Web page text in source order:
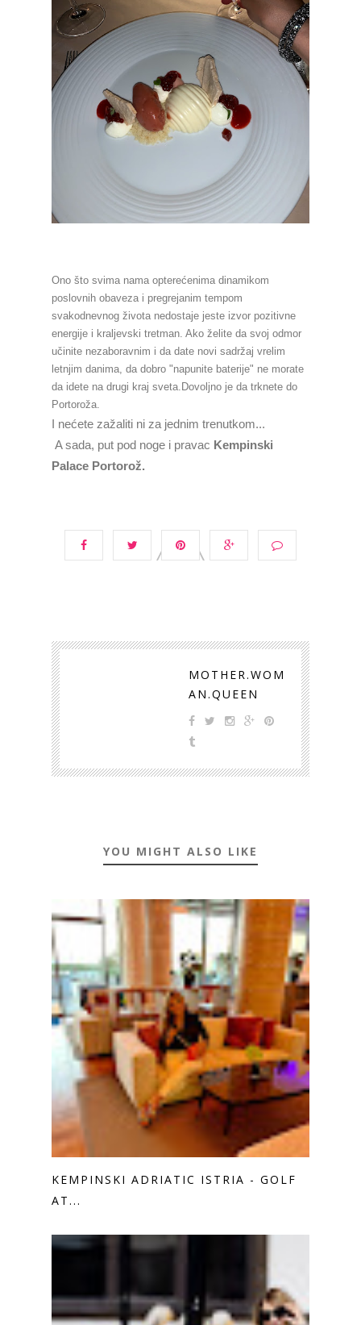
Ono što svima nama opterećenima dinamikom
poslovnih obaveza i pregrejanim tempom
svakodnevnog života nedostaje jeste izvor pozitivne
energije i kraljevski tretman. Ako želite da svoj odmor
učinite nezaboravnim i da date novi sadržaj vrelim
letnjim danima, da dobro "napunite baterije" ne morate
da idete na drugi kraj sveta.Dovoljno je da trknete do
Portoroža.
I nećete zažaliti ni za jednim trenutkom...
A sada, put pod noge i pravac Kempinski
Palace Portorož.
MOTHER.WOM
AN.QUEEN
YOU MIGHT ALSO LIKE
KEMPINSKI ADRIATIC ISTRIA - GOLF
AT...